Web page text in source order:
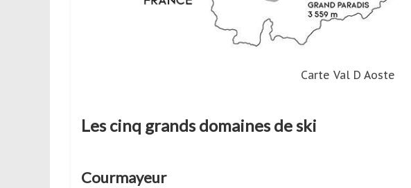
Carte Val D Aoste
Les cinq grands domaines de ski
Courmayeur